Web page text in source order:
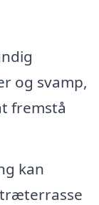
og svamp,
fremstå
kan